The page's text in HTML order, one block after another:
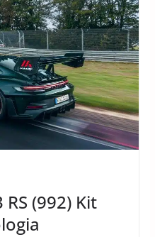
(992) Kit